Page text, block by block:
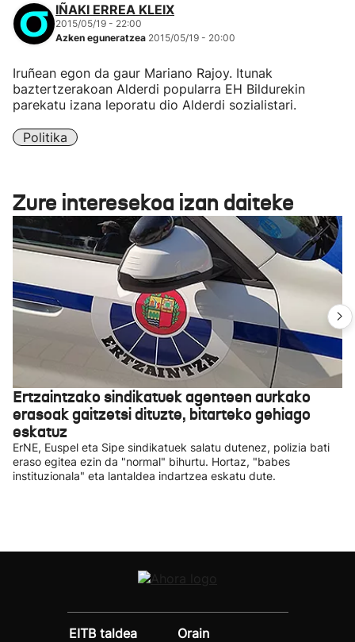
IÑAKI ERREA KLEIX
2015/05/19 - 22:00
Azken eguneratzea 2015/05/19 - 20:00
Iruñean egon da gaur Mariano Rajoy. Itunak
baztertzerakoan Alderdi popularra EH Bildurekin
parekatu izana leporatu dio Alderdi sozialistari.
Politika
Zure interesekoa izan daiteke
Ertzaintzako sindikatuek agenteen aurkako
erasoak gaitzetsi dituzte, bitarteko gehiago
eskatuz
ErNE, Euspel eta Sipe sindikatuek salatu dutenez, polizia bati
eraso egitea ezin da "normal" bihurtu. Hortaz, "babes
instituzionala" eta lantaldea indartzea eskatu dute.
EITB taldea
Orain